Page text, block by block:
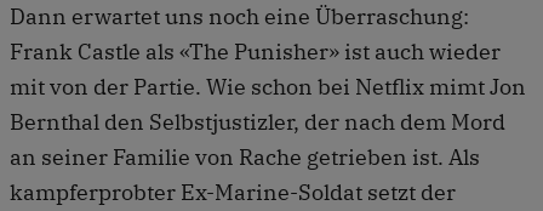
Dann erwartet uns noch eine Überraschung:
Frank Castle als «The Punisher» ist auch wieder
mit von der Partie. Wie schon bei Netflix mimt Jon
Bernthal den Selbstjustizler, der nach dem Mord
an seiner Familie von Rache getrieben ist. Als
kampferprobter Ex-Marine-Soldat setzt der